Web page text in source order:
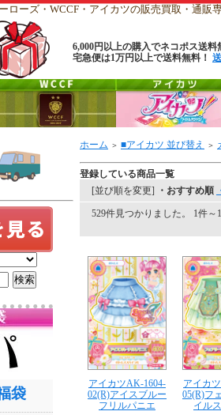
ローズ・WCCF・アイカツの販売買取・通
6,000円以上の購入でネコポス送料
宅急便は1万円以上で送料無料！
袋
ホーム ＞ ■アイカツ 並び替え ＞
登録している商品一覧
[並び順を変更]
・おすすめ順
529件見つかりました。 1件
アイカツAK-1604-
02(R)アイスブルー
フリルパニエ
アイカ
05(R)フ
イル